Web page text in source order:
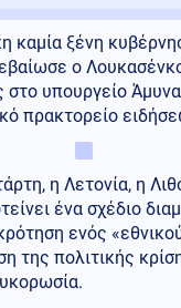
καμία ξένη
ο
στο υπουργείο
πρακτορείο
η Λετονία, η
ένα σχέδιο
ενός
της πολιτικής